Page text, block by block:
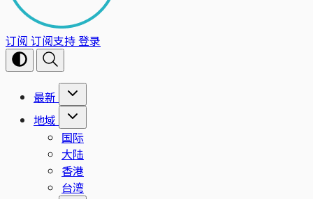
订阅 订阅支持登录
最新
地域
国际
大陆
香港
台湾